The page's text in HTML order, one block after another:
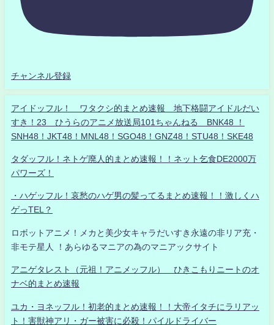
チャンネル登録
アイドッフル！ ワタクシ的まとめ速報 地下格闘アイドルだい
すき！23 ひうらのアニメ放送局101ちゃんねる BNK48 ！
SNH48！JKT48！MNL48！SGO48！GNZ48！STU48！SKE48
タダッフル！ネトゲ廃人的まとめ速報！！ネット乞食DE2000万
パワーズ！
・ハゲッフル！哀愁のハゲ男の髪ってるまとめ速報！！激しくハ
ゲっTEL？
ロボットアニメ！メカと美少女キャラだいすき永遠の非リア充・
非モテ星人 ！あらゆるマニアの為のマニアックサイト
アニゲタレスト（元祖！アニメッフル） ひきこもりニートのオ
ナベ的まとめ速報
ユカ・ヨネッフル！初老的まとめ速報！！大帝イタチにラリアッ
ト！害獣神アリ・ガー被害に必殺！パイルドライバー